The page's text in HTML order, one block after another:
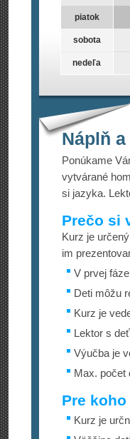
piatok
sobota
nedeľa
Náplň
Ponúkame
vytvárané
si jazyka.
Prečo si
Kurz je
im
V prvej
Deti môžu
Kurz je
Lektor s
Výučba je
Max. počet
Pre
Kurz je